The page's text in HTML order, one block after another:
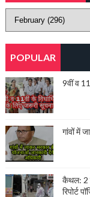
POPULAR
9वीं व
गांवों में
कैथल: 2
रिपोर्ट